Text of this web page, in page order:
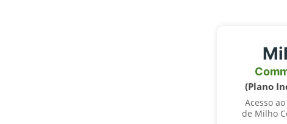
(Plano
Acesso
de Milho